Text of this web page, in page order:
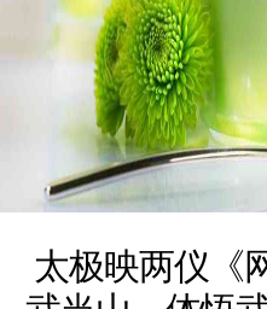
太极映两仪《